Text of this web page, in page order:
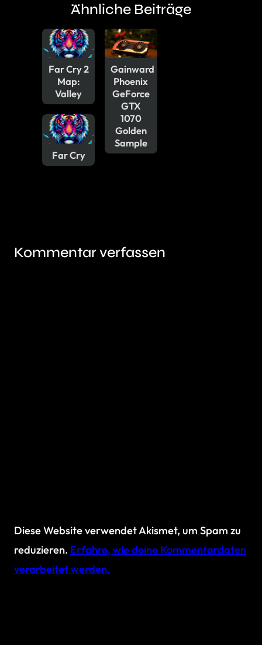
Ähnliche Beiträge
Far Cry 2
Map:
Valley
Far Cry
Gainward
Phoenix
GeForce
GTX
1070
Golden
Sample
Kommentar verfassen
Diese Website verwendet Akismet, um Spam zu
reduzieren. Erfahre, wie deine Kommentardaten
verarbeitet werden.